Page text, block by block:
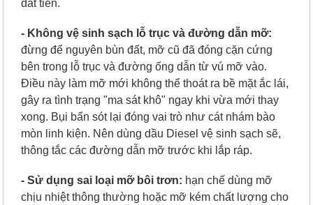
đắt tiền.
- Không vệ sinh sạch lỗ trục và đường dẫn mỡ:
đừng để nguyên bùn đất, mỡ cũ đã đóng cặn cứng
bên trong lỗ trục và đường ống dẫn từ vú mỡ vào.
Điều này làm mỡ mới không thể thoát ra bề mặt ắc lái,
gây ra tình trạng "ma sát khô" ngay khi vừa mới thay
xong. Bụi bẩn sót lại đóng vai trò như cát nhám bào
mòn linh kiện. Nên dùng dầu Diesel vệ sinh sạch sẽ,
thông tắc các đường dẫn mỡ trước khi lắp ráp.
- Sử dụng sai loại mỡ bôi trơn: hạn chế dùng mỡ
chịu nhiệt thông thường hoặc mỡ kém chất lượng cho